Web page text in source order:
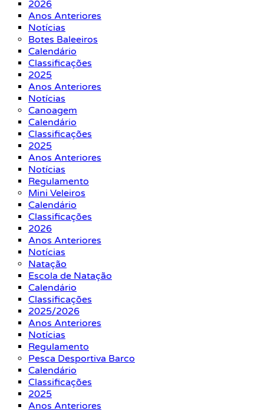
2026
Anos Anteriores
Notícias
Botes Baleeiros
Calendário
Classificações
2025
Anos Anteriores
Notícias
Canoagem
Calendário
Classificações
2025
Anos Anteriores
Notícias
Regulamento
Mini Veleiros
Calendário
Classificações
2026
Anos Anteriores
Notícias
Natação
Escola de Natação
Calendário
Classificações
2025/2026
Anos Anteriores
Notícias
Regulamento
Pesca Desportiva Barco
Calendário
Classificações
2025
Anos Anteriores